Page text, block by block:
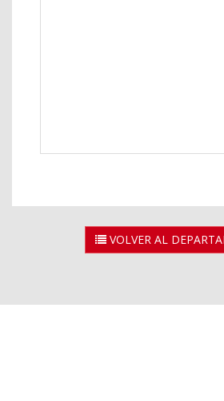
VOLVER AL